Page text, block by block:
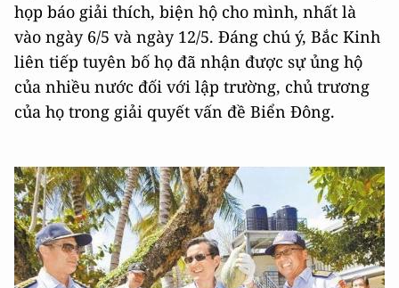
họp báo giải thích, biện hộ cho mình, nhất là
vào ngày 6/5 và ngày 12/5. Đáng chú ý, Bắc Kinh
liên tiếp tuyên bố họ đã nhận được sự ủng hộ
của nhiều nước đối với lập trường, chủ trương
của họ trong giải quyết vấn đề Biển Đông.